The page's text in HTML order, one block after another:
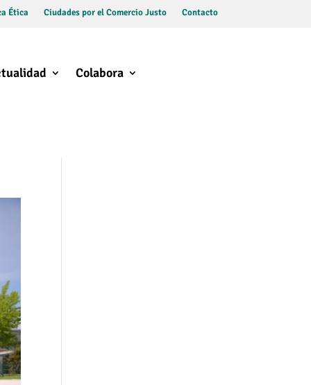
Ética Ciudades por el Comercio Justo Contacto
Colabora